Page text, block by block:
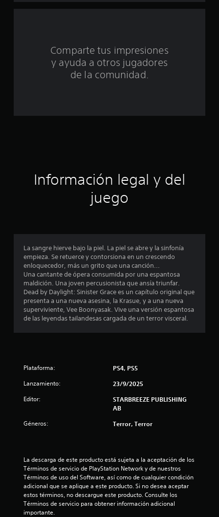
i
o
e
s
t
r
s
6
9
c
Comparte tus impresiones
y ayuda a otros jugadores
de la comunidad.
Información legal y del
juego
La sangre hierve bajo la piel. La piel se abre y la sinfonía
empieza. Se retuerce y contorsiona en un crescendo
enloquecedor, más un grito que una canción...
Una cantante de ópera consumida por una espantosa
maldición. Una joven percusionista que ansía triunfar.
Dead by Daylight: Sinister Grace es un capítulo original que
presenta a una nueva asesina, la Krasue, y a una nueva
superviviente, Vee Boonyasak. Vive una versión espantosa
de las leyendas tailandesas cargada de un terror visceral.
Plataforma: PS4, PS5
Lanzamiento: 23/9/2025
Editor:
STARBREEZE PUBLISHING
AB
Géneros: Terror, Terror
La descarga de este producto está sujeta a la aceptación de los
Términos de servicio de PlayStation Network y de nuestros
Términos de uso del Software, así como de cualquier condición
adicional que se aplique a este producto. Si no desea aceptar
estos términos, no descargue este producto. Consulte los
Términos de servicio para obtener información adicional
importante.